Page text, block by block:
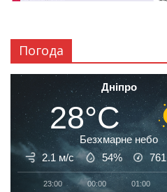
Погода
Дніпро
28°C
Безхмарне небо
2.1 м/с
54% 761
23:00 00:00 01:00